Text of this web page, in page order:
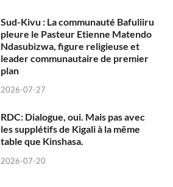
Sud-Kivu : La communauté Bafuliiru
pleure le Pasteur Etienne Matendo
Ndasubizwa, figure religieuse et
leader communautaire de premier
plan
2026-07-27
RDC: Dialogue, oui. Mais pas avec
les supplétifs de Kigali à la même
table que Kinshasa.
2026-07-20